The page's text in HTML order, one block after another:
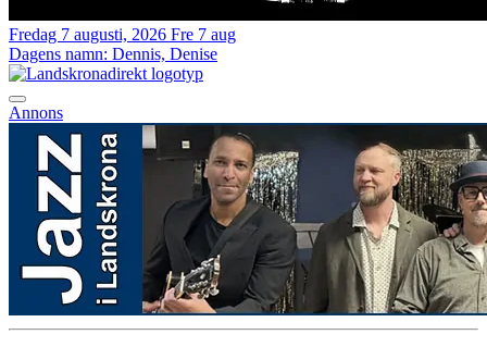
Fredag 7 augusti, 2026 Fre 7 aug
Dagens namn: Dennis, Denise
Annons